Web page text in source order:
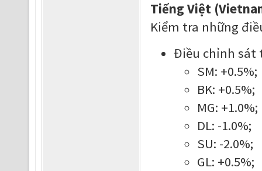
Tiếng Việt
Kiểm tra những
Điều chỉnh sát
SM: +0.5%;
BK: +0.5%;
MG: +1.0%;
DL: -1.0%;
SU: -2.0%;
GL: +0.5%;